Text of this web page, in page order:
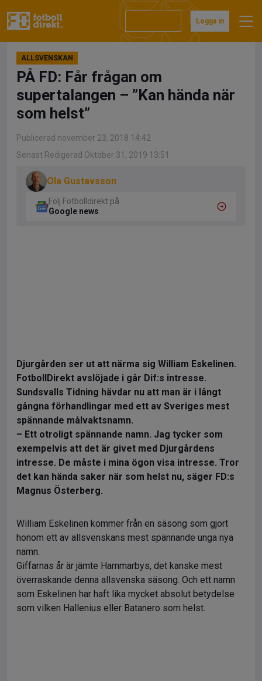
till
Logga in
ALLSVENSKAN
PÅ FD: Får frågan om
supertalangen – ”Kan hända när
som helst”
Publicerad november 23, 2018 14:42
Senast Redigerad Oktober 31, 2019 13:51
Ola Gustavsson
Följ Fotbolldirekt på
Google news
Djurgården ser ut att närma sig William Eskelinen.
FotbollDirekt avslöjade i går Dif:s intresse.
Sundsvalls Tidning hävdar nu att man är i långt
gångna förhandlingar med ett av Sveriges mest
spännande målvaktsnamn.
– Ett otroligt spännande namn. Jag tycker som
exempelvis att det är givet med Djurgårdens
intresse. De måste i mina ögon visa intresse. Tror
det kan hända saker när som helst nu, säger FD:s
Magnus Österberg.
William Eskelinen kommer från en säsong som gjort
honom ett av allsvenskans mest spännande unga nya
namn.
Giffarnas år är jämte Hammarbys, det kanske mest
överraskande denna allsvenska säsong. Och ett namn
som Eskelinen har haft lika mycket absolut betydelse
som vilken Hallenius eller Batanero som helst.